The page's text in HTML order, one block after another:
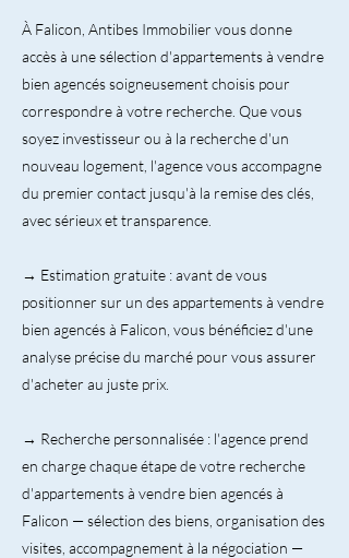
À Falicon, Antibes Immobilier vous donne
accès à une sélection d'appartements à vendre
bien agencés soigneusement choisis pour
correspondre à votre recherche. Que vous
soyez investisseur ou à la recherche d'un
nouveau logement, l'agence vous accompagne
du premier contact jusqu'à la remise des clés,
avec sérieux et transparence.
→ Estimation gratuite : avant de vous
positionner sur un des appartements à vendre
bien agencés à Falicon, vous bénéficiez d'une
analyse précise du marché pour vous assurer
d'acheter au juste prix.
→ Recherche personnalisée : l'agence prend
en charge chaque étape de votre recherche
d'appartements à vendre bien agencés à
Falicon — sélection des biens, organisation des
visites, accompagnement à la négociation —